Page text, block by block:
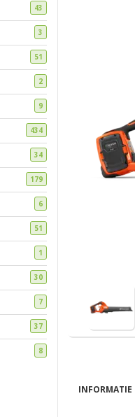
43
3
51
2
9
434
34
179
6
51
1
30
7
37
8
INFORMATIE